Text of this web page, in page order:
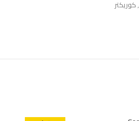
,كوريكتر